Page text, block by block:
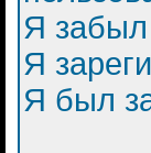
Я забыл
Я
Я был